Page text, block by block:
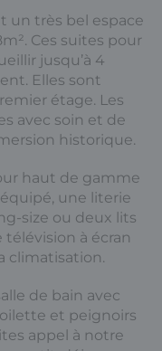
un très bel espace
Ces suites pour
jusqu’à 4
Elles sont
étage. Les
avec soin et de
historique.
haut de gamme
une literie
size ou deux lits
télévision à écran
climatisation.
de bain avec
et peignoirs
appel à notre